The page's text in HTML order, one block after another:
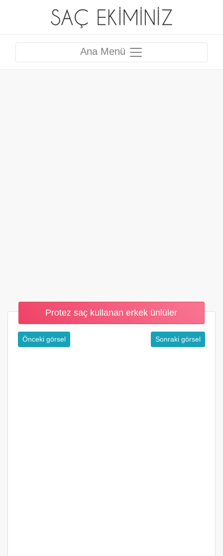
Ana Menü
Protez saç kullanan erkek ünlüler
Önceki görsel Sonraki görsel